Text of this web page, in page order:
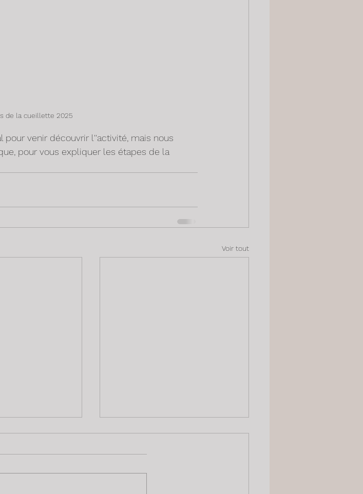
de la cueillette 2025
venir découvrir l''activité, mais nous
pour vous expliquer les étapes de la
Voir tout